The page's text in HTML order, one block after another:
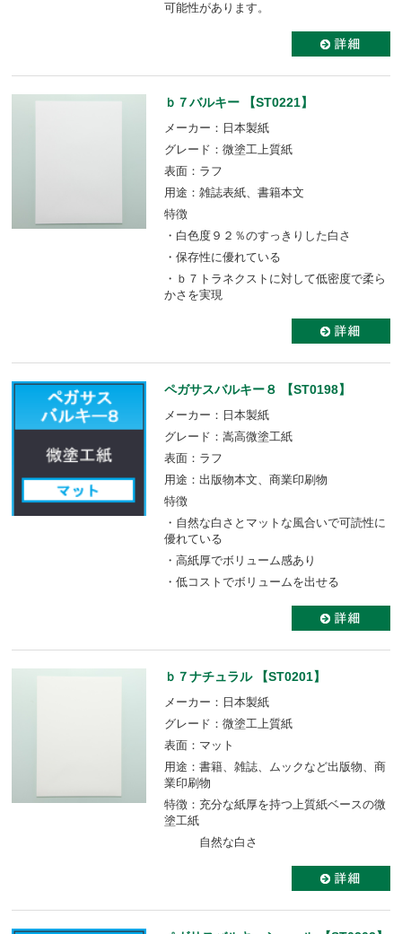
可能性があります。
ｂ７バルキー 【ST0221】
メーカー：日本製紙
グレード：微塗工上質紙
表面：ラフ
用途：雑誌表紙、書籍本文
特徴
・白色度９２％のすっきりした白さ
・保存性に優れている
・ｂ７トラネクストに対して低密度で柔ら
かさを実現
ペガサスバルキー８ 【ST0198】
メーカー：日本製紙
グレード：嵩高微塗工紙
表面：ラフ
用途：出版物本文、商業印刷物
特徴
・自然な白さとマットな風合いで可読性に
優れている
・高紙厚でボリューム感あり
・低コストでボリュームを出せる
ｂ７ナチュラル 【ST0201】
メーカー：日本製紙
グレード：微塗工上質紙
表面：マット
用途：書籍、雑誌、ムックなど出版物、商
業印刷物
特徴：充分な紙厚を持つ上質紙ベースの微
塗工紙
自然な白さ